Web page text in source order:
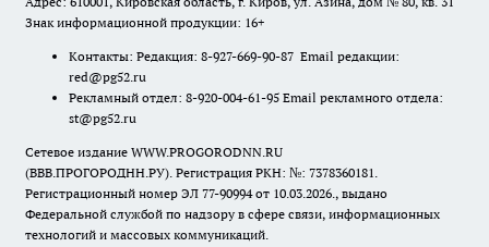
Знак информационной продукции: 16+
Контакты: Редакция: 8-927-669-90-87 Email редакции:
red@pg52.ru
Рекламный отдел: 8-920-004-61-95 Email рекламного отдела:
st@pg52.ru
Сетевое издание WWW.PROGORODNN.RU
(ВВВ.ПРОГОРОДНН.РУ). Регистрация РКН: №: 7378360181.
Регистрационный номер ЭЛ 77-90994 от 10.03.2026., выдано
Федеральной службой по надзору в сфере связи, информационных
технологий и массовых коммуникаций.